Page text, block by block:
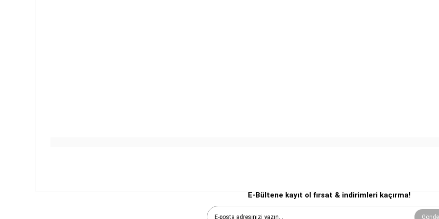
E-Bültene kayıt ol fırsat & indirimleri kaçırma!